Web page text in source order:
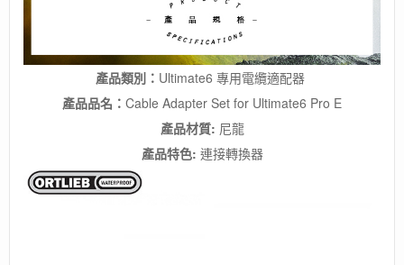
產品類別： Ultimate6 專用電纜適配器
產品品名： Cable Adapter Set for Ultimate6 Pro E
產品材質: 尼龍
產品特色: 連接轉換器